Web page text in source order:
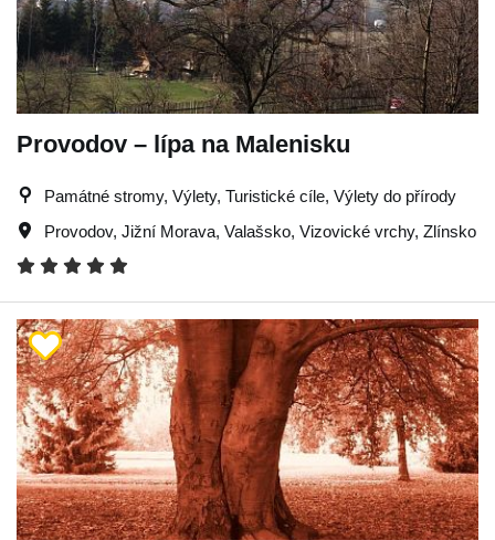
Provodov – lípa na Malenisku
Památné stromy, Výlety, Turistické cíle, Výlety do přírody
Provodov, Jižní Morava, Valašsko, Vizovické vrchy, Zlínsko